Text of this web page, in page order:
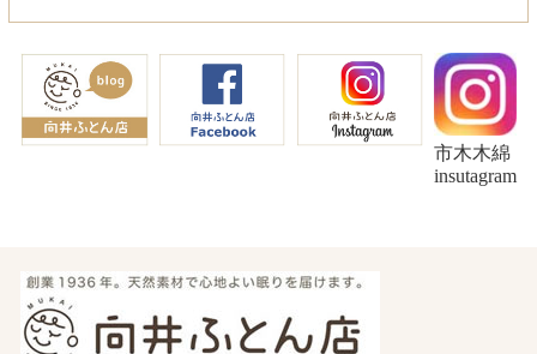
市木木綿
insutagram